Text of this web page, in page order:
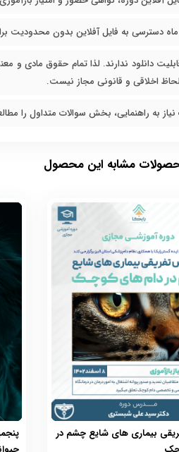
دانلود ندارند. لذا تمام حقوق مادی و
لحاظ اخلاقی و قانونی مجاز نیست.
به راهنمایی، بخش سوالات متداول را
مشابه این محصول
بیماری های شایع چشم در